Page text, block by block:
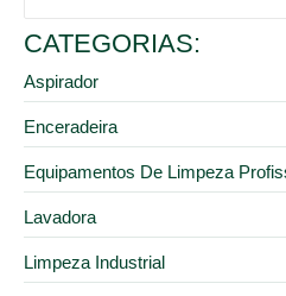
CATEGORIAS:
Aspirador
Enceradeira
Equipamentos De Limpeza
Lavadora
Limpeza Industrial